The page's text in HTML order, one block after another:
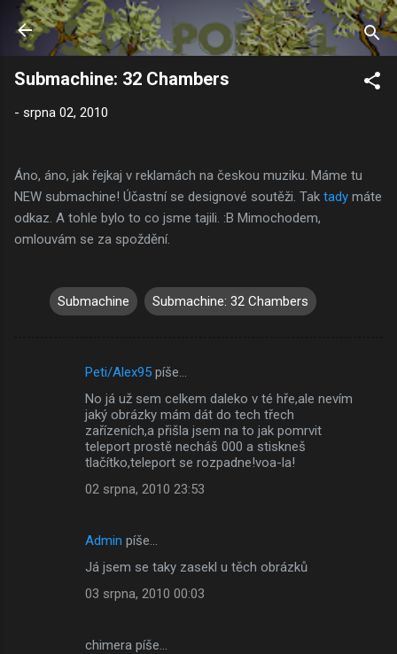
Přeskočit na hlavní obsah
Submachine: 32 Chambers
- srpna 02, 2010
Áno, áno, jak řejkaj v reklamách na českou muziku. Máme tu
NEW submachine! Účastní se designové soutěži. Tak tady máte
odkaz. A tohle bylo to co jsme tajili. :B Mimochodem,
omlouvám se za spoždění.
Submachine Submachine: 32 Chambers
Peti/Alex95 píše…
No já už sem celkem daleko v té hře,ale nevím
jaký obrázky mám dát do tech třech
zařízeních,a přišla jsem na to jak pomrvit
teleport prostě necháš 000 a stiskneš
tlačítko,teleport se rozpadne!voa-la!
02 srpna, 2010 23:53
Admin píše…
Já jsem se taky zasekl u těch obrázků
03 srpna, 2010 00:03
chimera píše…